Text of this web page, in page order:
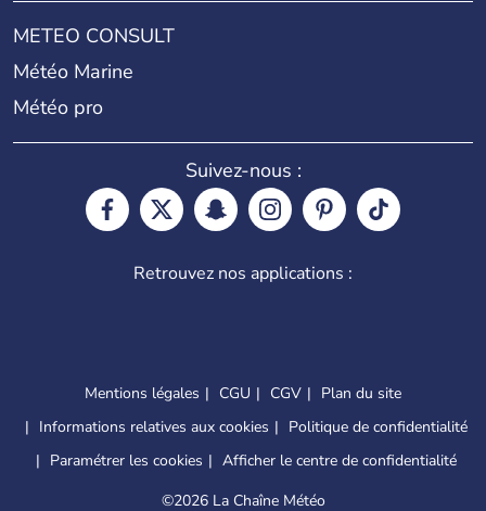
METEO CONSULT
Météo Marine
Météo pro
Suivez-nous :
Retrouvez nos applications :
Mentions légales CGU CGV
Plan du site
Informations relatives aux cookies
Politique de confidentialité
Paramétrer les cookies
Afficher le centre de confidentialité
©2026 La Chaîne Météo